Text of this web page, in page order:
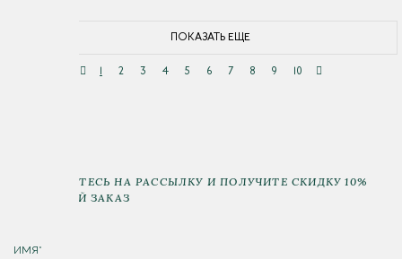
ПОКАЗАТЬ ЕЩЕ
2 3 4 5 6 7 8 9 10
ПОДПИШИТЕСЬ НА РАССЫЛКУ И ПОЛУЧИТЕ СКИДКУ 10%
НА ПЕРВЫЙ ЗАКАЗ